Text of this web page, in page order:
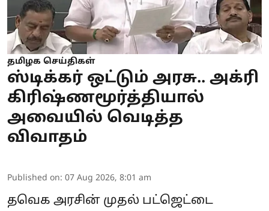
தமிழக செய்திகள்
ஸ்டிக்கர் ஒட்டும் அரசு.. அக்ரி
கிரிஷ்ணமூர்த்தியால்
அவையில் வெடித்த
விவாதம்
Published on: 07 Aug 2026, 8:01 am
தவெக அரசின் முதல் பட்ஜெட்டை